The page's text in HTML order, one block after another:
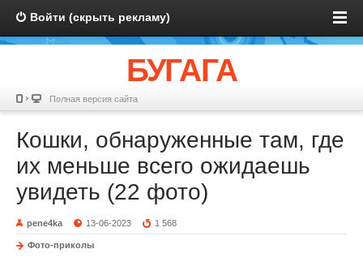
Войти (скрыть рекламу)
БУГАГА
Полная версия сайта
Кошки, обнаруженные там, где
их меньше всего ожидаешь
увидеть (22 фото)
pene4ka 13-06-2023 1 568
Фото-приколы